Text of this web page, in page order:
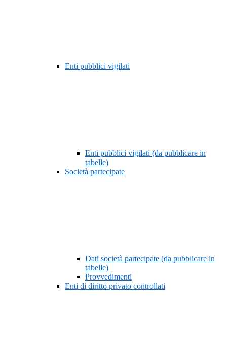
Enti pubblici vigilati
Enti pubblici vigilati (da pubblicare in
tabelle)
Società partecipate
Dati società partecipate (da pubblicare in
tabelle)
Provvedimenti
Enti di diritto privato controllati